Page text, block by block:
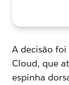
A decisão
Cloud, que
espinha